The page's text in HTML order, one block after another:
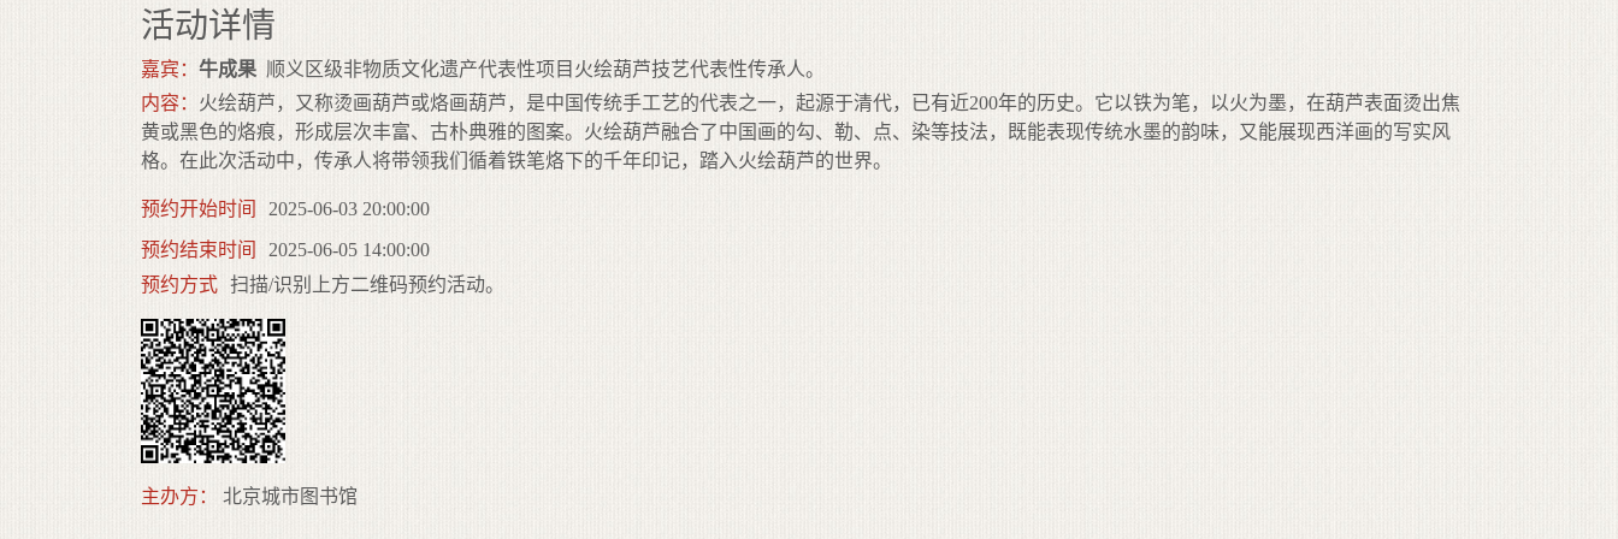
活动详情
嘉宾： 牛成果 顺义区级非物质文化遗产代表性项目火绘葫芦技艺代表性传承人。
内容： 火绘葫芦，又称烫画葫芦或烙画葫芦，是中国传统手工艺的代表之一，起源于清代，已有近200年的历史。它以铁为笔，以火为墨，在葫芦表面烫出焦
黄或黑色的烙痕，形成层次丰富、古朴典雅的图案。火绘葫芦融合了中国画的勾、勒、点、染等技法，既能表现传统水墨的韵味，又能展现西洋画的写实风
格。在此次活动中，传承人将带领我们循着铁笔烙下的千年印记，踏入火绘葫芦的世界。
预约开始时间
2025-06-03 20:00:00
预约结束时间
2025-06-05 14:00:00
预约方式 扫描/识别上方二维码预约活动。
主办方： 北京城市图书馆